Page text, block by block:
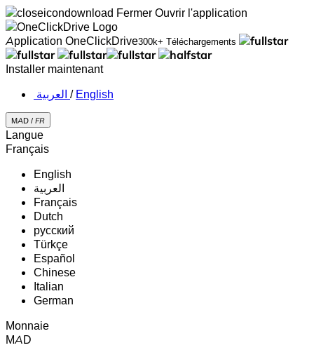
Fermer Ouvrir l'application
Application OneClickDrive300k+ Téléchargements
Installer maintenant
‏العربية ‏ / English
MAD / FR
Langue
Français
English
‏العربية‏
Français
Dutch
русский
Türkçe
Español
Chinese
Italian
German
Monnaie
MAD